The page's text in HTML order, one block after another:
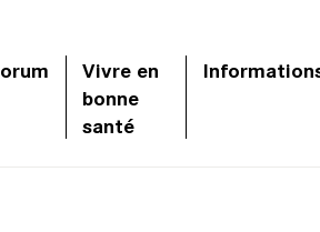
Vivre en
bonne
santé